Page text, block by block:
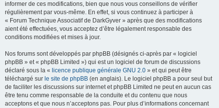
informer de ces modifications, bien que nous vous conseillons de vérifier
régulièrement par vous-même. En effet, si vous continuez à participer à
« Forum Technique Associatif de DarkGyver » après que des modifications
aient été effectuées, vous acceptez d’être légalement responsable des
conditions modifiées et mises à jour.
Nos forums sont développés par phpBB (désignés ci-après par « logiciel
phpBB » et « phpBB Limited ») qui est un logiciel de forum de discussions
déclaré sous la « licence publique générale GNU 2.0 » et qui peut être
téléchargé sur le site de phpBB (en anglais). Le logiciel phpBB a pour seul but
de faciliter les discussions sur internet et phpBB Limited ne peut en aucun cas
être tenu comme responsable de la conduite et du contenu que nous
acceptons et que nous n’acceptons pas. Pour plus d’informations concernant